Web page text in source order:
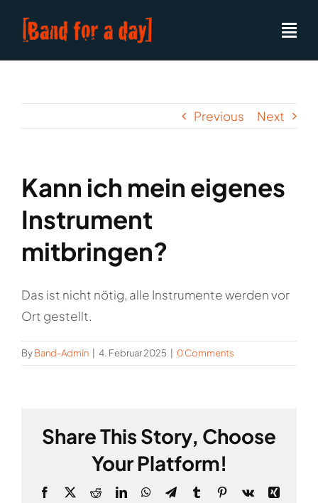
Previous Next
Kann ich mein eigenes
Instrument
mitbringen?
Das ist nicht nötig, alle Instrumente werden vor
Ort gestellt.
ByBand-Admin 4. Februar 2025 0 Comments
Share This Story, Choose
Your Platform!
Facebook
X RedditLinkedInWhatsApp
TelegramTumblrPinterest
Vk
Xing